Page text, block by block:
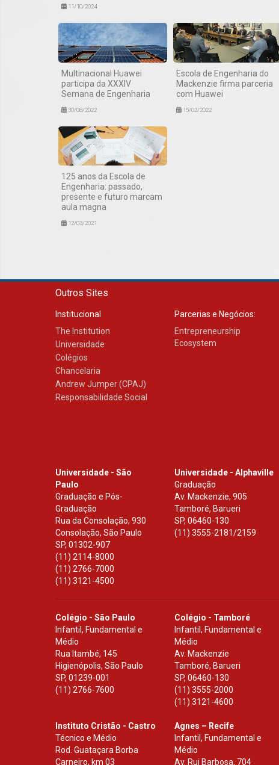
11/10/2024
Multinacional Huawei
participa da XXXIV
Semana de Engenharia
30/08/2022
Escola de Engenharia do
Mackenzie firma parceria
com Huawei
15/02/2022
125 anos da Escola de
Engenharia: passado,
presente e futuro marcam
aula magna
12/03/2021
Outros Sites
Institucional
The Institution
Universidade
Colégios
Chancelaria
Andrew Jumper (CPAJ)
Responsabilidade Social
Parcerias e Negócios:
Entrepreneurship
Ecosystem
Universidade - São
Paulo
Graduação e Pós-
Graduação
Rua da Consolação, 930
Consolação, São Paulo
SP, 01302-907
(11) 2114-8000
(11) 2766-7000
(11) 3121-4500
Universidade - Alphaville
Graduação
Av. Mackenzie, 905
Tamboré, Barueri
SP,06460-130
(11) 3555-2181/2159
Colégio - São Paulo
Infantil, Fundamental e
Médio
Rua Itambé, 145
Higienópolis, São Paulo
SP, 01239-001
(11) 2766-7600
Colégio - Tamboré
Infantil, Fundamental e
Médio
Av. Mackenzie
Tamboré, Barueri
SP,06460-130
(11) 3555-2000
(11) 3121-4600
Instituto Cristão - Castro
Técnico e Médio
Rod. Guataçara Borba
Carneiro, km 03
Agnes – Recife
Infantil, Fundamental e
Médio
Av. Rui Barbosa, 704